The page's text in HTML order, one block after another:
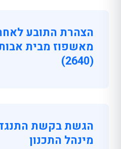
הצהרת התובע
מאשפוז מבית
(2640)
הגשת בקשת
מינהל התכנון